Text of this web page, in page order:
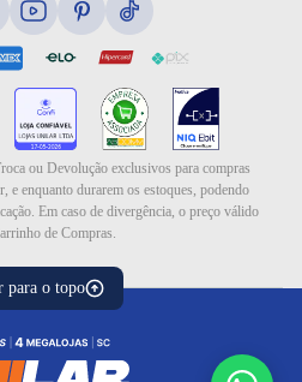
ou Devolução exclusivos para compras
enquanto durarem os estoques, podendo
Em caso de divergência, o preço válido
de Compras.
para o topo